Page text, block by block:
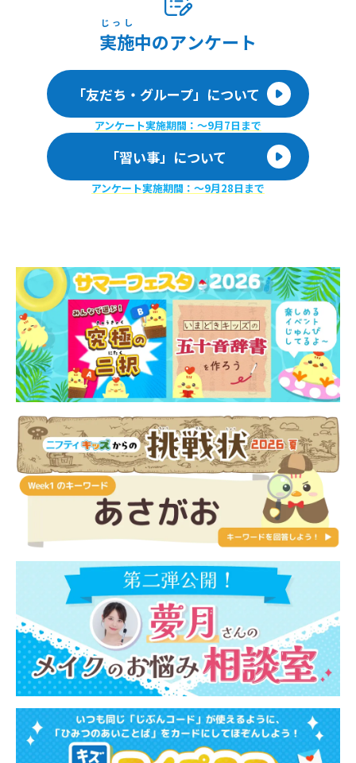
実施
じっし
中のアンケート
「友だち・グループ」について
アンケート実施期間：〜9月7日まで
「習い事」について
アンケート実施期間：〜9月28日まで